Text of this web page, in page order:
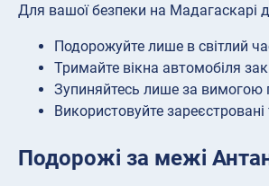
Для вашої безпеки на Мадагаскарі
Подорожуйте лише в світлий
Тримайте вікна автомобіля
Зупиняйтесь лише за вимогою
Використовуйте зареєстровані
Подорожі за межі